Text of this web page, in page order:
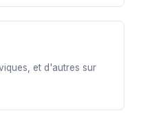
et d'autres sur